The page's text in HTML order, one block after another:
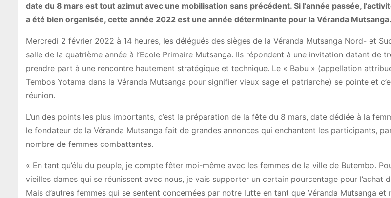
date du 8 mars est tout azimut avec une mobilisation sans précédent. Si l’année passée,
a été bien organisée, cette année 2022 est une année déterminante pour la Véranda Mutsanga.
Mercredi 2 février 2022 à 14 heures, les délégués des sièges de la Véranda Mutsanga Nord- et
salle de la quatrième année à l’Ecole Primaire Mutsanga. Ils répondent à une invitation datant de
prendre part à une rencontre hautement stratégique et technique. Le « Babu » (appellation
Tembos Yotama dans la Véranda Mutsanga pour signifier vieux sage et patriarche) se pointe et
réunion.
L’un des points les plus importants, c’est la préparation de la fête du 8 mars, date dédiée à la
le fondateur de la Véranda Mutsanga fait de grandes annonces qui enchantent les participants,
nombre de femmes combattantes.
« En tant qu’élu du peuple, je compte fêter moi-même avec les femmes de la ville de Butembo.
vieilles dames qui se réunissent avec nous, je vais supporter un certain pourcentage pour l’achat
Mais d’autres femmes qui se sentent concernées par notre lutte en tant que Véranda Mutsanga